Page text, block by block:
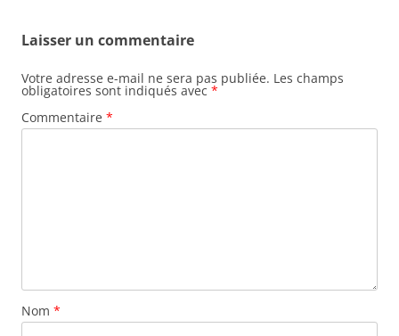
Laisser un commentaire
Votre adresse e-mail ne sera pas publiée. Les champs
obligatoires sont indiqués avec *
Commentaire *
Nom *